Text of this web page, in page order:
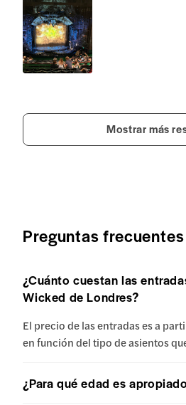
Mostrar más
Preguntas frecuentes
¿Cuánto cuestan las
Wicked de Londres?
El precio de las entradas es a
en función del tipo de asientos
¿Para qué edad es